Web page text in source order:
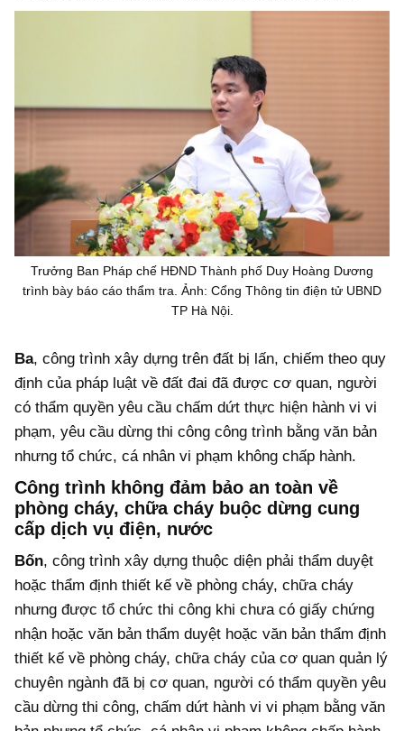
Trưởng Ban Pháp chế HĐND Thành phố Duy Hoàng Dương
trình bày báo cáo thẩm tra. Ảnh: Cổng Thông tin điện tử UBND
TP Hà Nội.
Ba, công trình xây dựng trên đất bị lấn, chiếm theo quy
định của pháp luật về đất đai đã được cơ quan, người
có thẩm quyền yêu cầu chấm dứt thực hiện hành vi vi
phạm, yêu cầu dừng thi công công trình bằng văn bản
nhưng tổ chức, cá nhân vi phạm không chấp hành.
Công trình không đảm bảo an toàn về
phòng cháy, chữa cháy buộc dừng cung
cấp dịch vụ điện, nước
Bốn, công trình xây dựng thuộc diện phải thẩm duyệt
hoặc thẩm định thiết kế về phòng cháy, chữa cháy
nhưng được tổ chức thi công khi chưa có giấy chứng
nhận hoặc văn bản thẩm duyệt hoặc văn bản thẩm định
thiết kế về phòng cháy, chữa cháy của cơ quan quản lý
chuyên ngành đã bị cơ quan, người có thẩm quyền yêu
cầu dừng thi công, chấm dứt hành vi vi phạm bằng văn